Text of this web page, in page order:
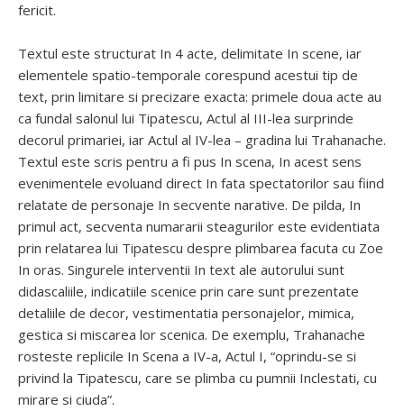
fericit.
Textul este structurat In 4 acte, delimitate In scene, iar
elementele spatio-temporale corespund acestui tip de
text, prin limitare si precizare exacta: primele doua acte au
ca fundal salonul lui Tipatescu, Actul al III-lea surprinde
decorul primariei, iar Actul al IV-lea – gradina lui Trahanache.
Textul este scris pentru a fi pus In scena, In acest sens
evenimentele evoluand direct In fata spectatorilor sau fiind
relatate de personaje In secvente narative. De pilda, In
primul act, secventa numararii steagurilor este evidentiata
prin relatarea lui Tipatescu despre plimbarea facuta cu Zoe
In oras. Singurele interventii In text ale autorului sunt
didascaliile, indicatiile scenice prin care sunt prezentate
detaliile de decor, vestimentatia personajelor, mimica,
gestica si miscarea lor scenica. De exemplu, Trahanache
rosteste replicile In Scena a IV-a, Actul I, “oprindu-se si
privind la Tipatescu, care se plimba cu pumnii Inclestati, cu
mirare si ciuda”.